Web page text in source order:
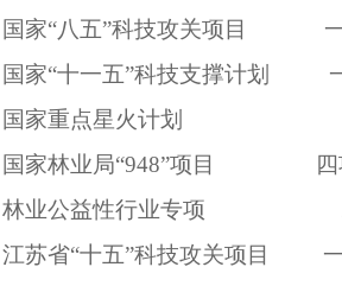
国家“八五”科技攻关项目
国家“十一五”科技支撑计划
国家重点星火计划
国家林业局“948”项目 四
林业公益性行业专项
江苏省“十五”科技攻关项目